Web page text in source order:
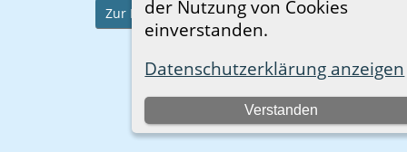
der Nutzung von Cookies
einverstanden.
Datenschutzerklärung anzeigen
Verstanden
Zur Desktop-Webseite wechseln